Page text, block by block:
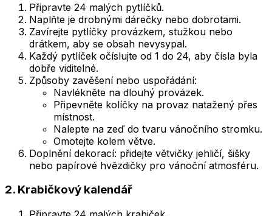
Připravte 24 malých pytlíčků.
Naplňte je drobnými dárečky nebo dobrotami.
Zavírejte pytlíčky provázkem, stužkou nebo
drátkem, aby se obsah nevysypal.
Každý pytlíček očíslujte od 1 do 24, aby čísla byla
dobře viditelné.
Způsoby zavěšení nebo uspořádání:
Navlékněte na dlouhý provázek.
Připevněte kolíčky na provaz natažený přes
místnost.
Nalepte na zeď do tvaru vánočního stromku.
Omotejte kolem větve.
Doplnění dekorací: přidejte větvičky jehličí, šišky
nebo papírové hvězdičky pro vánoční atmosféru.
2. Krabičkový kalendář